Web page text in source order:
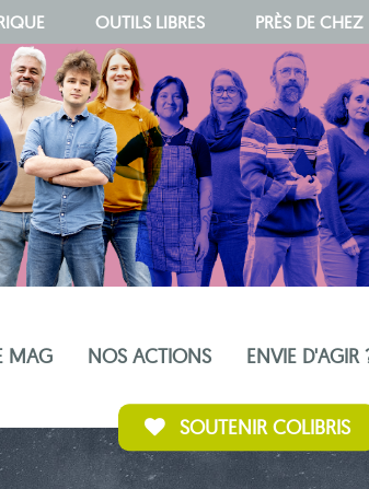
OUTILS LIBRES PRÈS DE
MAG NOS ACTIONS ENVIE D'AGIR
SOUTENIR COLIBRIS